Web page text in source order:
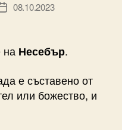
Post08.10.2023
на Несебър.
е съставено от
или божество, и